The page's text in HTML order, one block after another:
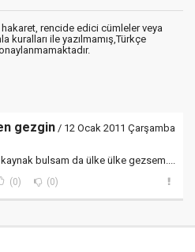
rencide edici cümleler veya
kuralları ile yazılmamış,Türkçe
gezgin / 12 Ocak 2011 Çarşamba
bulsam da ülke ülke gezsem....
(0) (0)